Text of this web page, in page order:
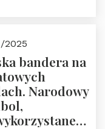
prof.
2025
bandera na
Narodowy